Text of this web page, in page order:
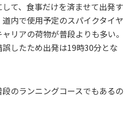
て、食事だけを済ませて出発す
内で使用予定のスパイクタイヤ
リアの荷物が普段よりも多い。
したため出発は19時30分とな
のランニングコースでもあるの